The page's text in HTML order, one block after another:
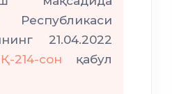
Республикаси
21.04.2022
214-сон қабул